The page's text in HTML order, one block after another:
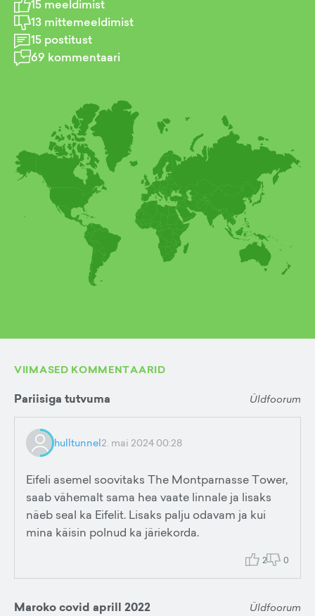
15 meeldimist
13 mittemeeldimist
15 postitust
69 kommentaari
VIIMASED KOMMENTAARID
Pariisiga tutvuma Üldfoorum
hulltunnel2. mai 2024 00:28
Eifeli asemel soovitaks The Montparnasse Tower,
saab vähemalt sama hea vaate linnale ja lisaks
näeb seal ka Eifelit. Lisaks palju odavam ja kui
mina käisin polnud ka järiekorda.
2 0
Maroko covid aprill 2022 Üldfoorum